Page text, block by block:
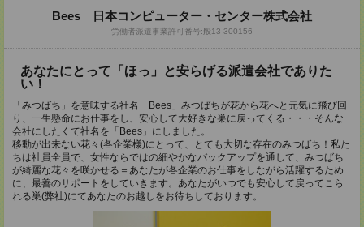
Bees 日本コンピューター・センター株式会社
労働者派遣事業許可番号:般13-300156
あなたにとって「ほっ」と安らげる派遣会社でありた
い！
「みつばち」を意味する社名「Bees」みつばちが花から花へと元気に飛び回
り、一生懸命にお仕事をし、安心して大好きな巣に戻ってくる・・・そんな
会社にしたくて社名を「Bees」にしました。
移動が出来ない花々(各企業様)にとって、とても大切な存在のみつばち！私た
ちは社員全員で、女性ならではの細やかなバックアップを通して、みつばち
が綺麗な花々を咲かせる＝あなたが各企業のお仕事をしながら活躍するため
に、最善のサポートをしていきます。あなたがいつでも安心して戻ってこら
れる巣(弊社)にてあなたのお越しをお待ちしております。